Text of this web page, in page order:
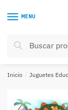
MENU
Buscar
Buscar
Inicio / Juguetes